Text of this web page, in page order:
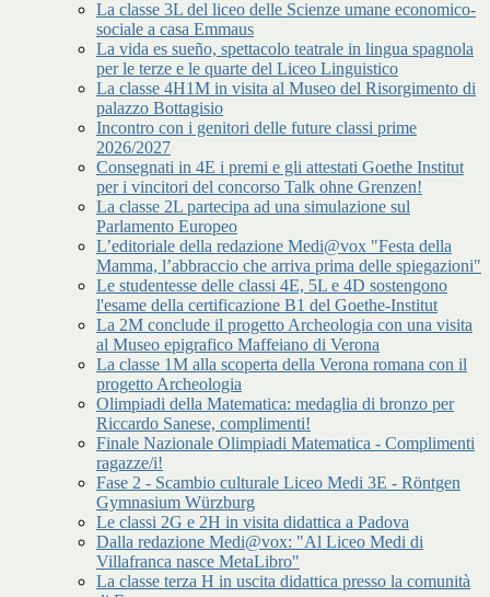
La classe 3L del liceo delle Scienze umane economico-
sociale a casa Emmaus
La vida es sueño, spettacolo teatrale in lingua spagnola
per le terze e le quarte del Liceo Linguistico
La classe 4H1M in visita al Museo del Risorgimento di
palazzo Bottagisio
Incontro con i genitori delle future classi prime
2026/2027
Consegnati in 4E i premi e gli attestati Goethe Institut
per i vincitori del concorso Talk ohne Grenzen!
La classe 2L partecipa ad una simulazione sul
Parlamento Europeo
L’editoriale della redazione Medi@vox "Festa della
Mamma, l’abbraccio che arriva prima delle spiegazioni"
Le studentesse delle classi 4E, 5L e 4D sostengono
l'esame della certificazione B1 del Goethe-Institut
La 2M conclude il progetto Archeologia con una visita
al Museo epigrafico Maffeiano di Verona
La classe 1M alla scoperta della Verona romana con il
progetto Archeologia
Olimpiadi della Matematica: medaglia di bronzo per
Riccardo Sanese, complimenti!
Finale Nazionale Olimpiadi Matematica - Complimenti
ragazze/i!
Fase 2 - Scambio culturale Liceo Medi 3E - Röntgen
Gymnasium Würzburg
Le classi 2G e 2H in visita didattica a Padova
Dalla redazione Medi@vox: "Al Liceo Medi di
Villafranca nasce MetaLibro"
La classe terza H in uscita didattica presso la comunità